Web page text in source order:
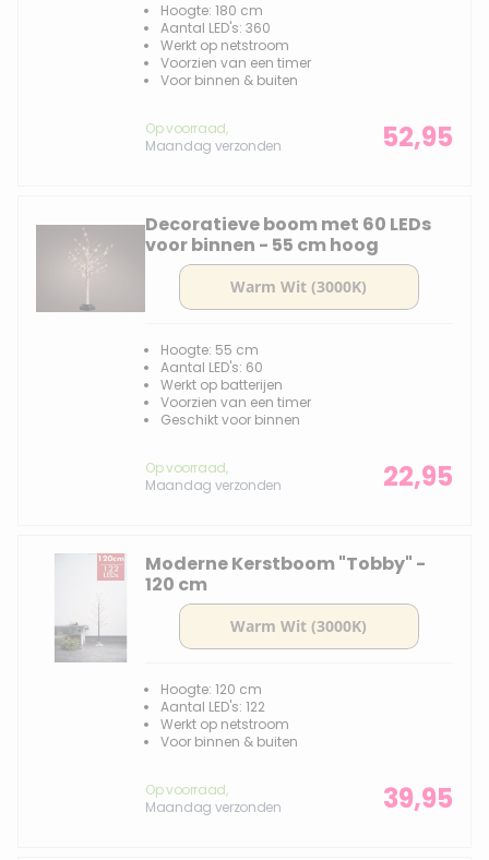
Hoogte: 180 cm
Aantal LED's: 360
Werkt op netstroom
Voorzien van een timer
Voor binnen & buiten
Op voorraad,
Maandag verzonden
52,95
Decoratieve boom met 60 LEDs
voor binnen - 55 cm hoog
Hoogte: 55 cm
Aantal LED's: 60
Werkt op batterijen
Voorzien van een timer
Geschikt voor binnen
Op voorraad,
Maandag verzonden
22,95
Moderne Kerstboom "Tobby" -
120 cm
Hoogte: 120 cm
Aantal LED's: 122
Werkt op netstroom
Voor binnen & buiten
Op voorraad,
Maandag verzonden
39,95